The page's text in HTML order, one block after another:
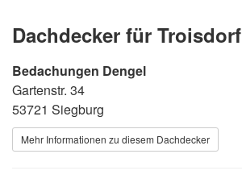
Dachdecker für Troisdorf
Bedachungen Dengel
Gartenstr. 34
53721 Siegburg
Mehr Informationen zu diesem Dachdecker